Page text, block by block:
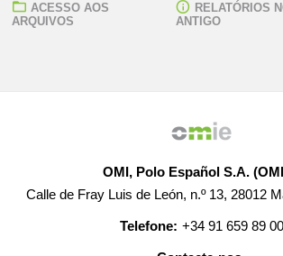
ACESSO AOS
ARQUIVOS
RELATÓRIOS
ANTIGO
OMI, Polo Español S.A.
Calle de Fray Luis de León, n.º 13, 28012
Telefone: +34 91 659 89 00